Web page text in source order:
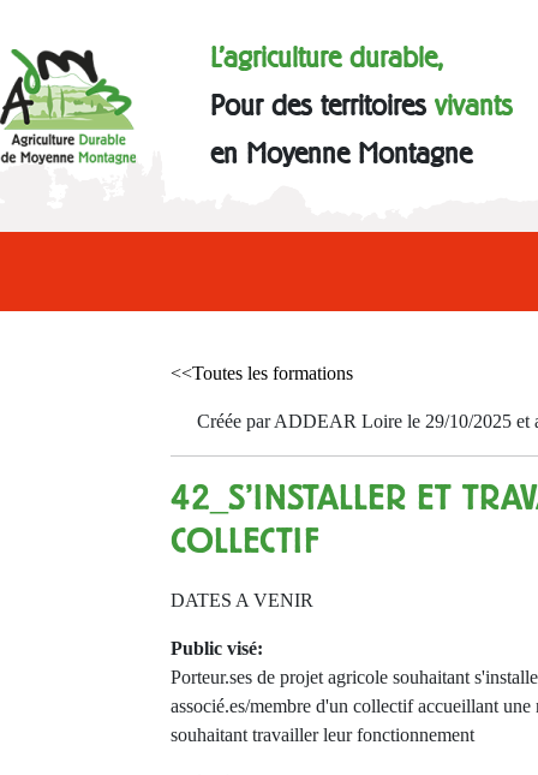
L'agriculture durable,
Pour des territoiresvivants
en Moyenne Montagne
<<Toutes les formations
Créée par ADDEAR Loire le 29/10/2025 et
42_S'INSTALLER ET
COLLECTIF
DATES A VENIR
Public visé:
Porteur.ses de projet agricole souhaitant
associé.es/membre d'un collectif accueillant une
souhaitant travailler leur fonctionnement